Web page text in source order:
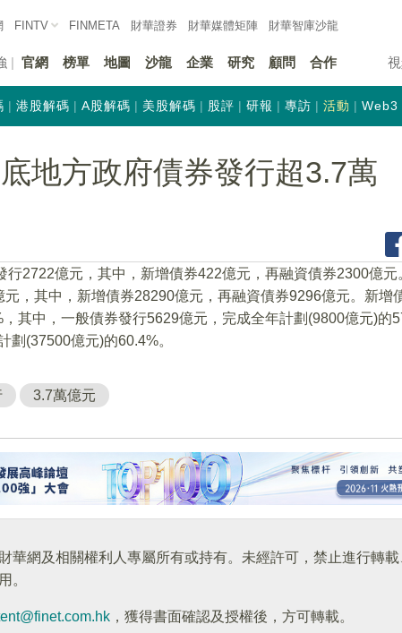
FINTV FINMETA 財華證券 財華媒體矩陣 財華智庫沙龍
官網 榜單 地圖 沙龍 企業 研究 顧問 合作
港股解碼 A股解碼 美股解碼 股評 研報 專訪 活動 Web3
地方政府債券發行超3.7萬
行2722億元，其中，新增債券422億元，再融資債券2300億元
，其中，新增債券28290億元，再融資債券9296億元。新增
其中，一般債券發行5629億元，完成全年計劃(9800億元)的
劃(37500億元)的60.4%。
3.7萬億元
華網及相關權利人專屬所有或持有。未經許可，禁止進行轉載
。
，獲得書面確認及授權後，方可轉載。